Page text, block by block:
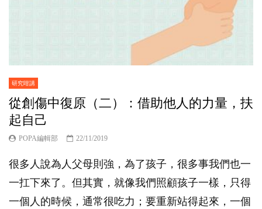
研究咁講
從創傷中復原（二）：借助他人的力量，扶
起自己
POPA編輯部 22/11/2019
很多人說為人父母則強，為了孩子，很多事我們也一
一扛下來了。但其實，就像我們照顧孩子一樣，只得
一個人的時候，通常很吃力；要重新站得起來，一個